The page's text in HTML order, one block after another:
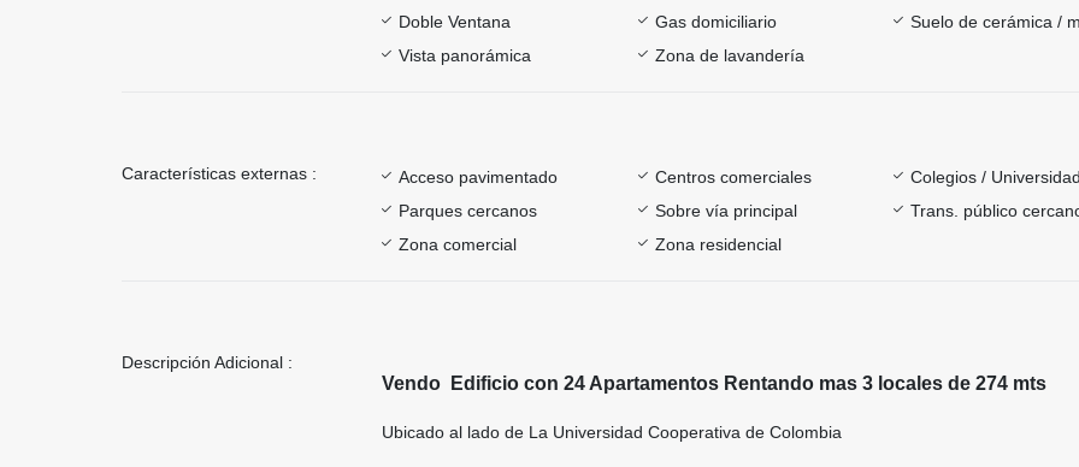
Doble Ventana
Gas domiciliario
Suelo de cerámica /
Vista panorámica
Zona de lavandería
Características externas : Acceso pavimentado Centros comerciales
Colegios /
Parques cercanos
Sobre vía principal
Trans. público
Zona comercial
Zona residencial
Descripción Adicional :
Vendo Edificio con 24 Apartamentos Rentando mas 3 locales de 274 mts
Ubicado al lado de La Universidad Cooperativa de Colombia